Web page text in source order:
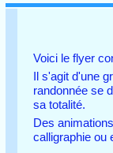
Voici le flyer
Il s'agit d'une
randonnée se
sa totalité.
Des
calligraphie ou